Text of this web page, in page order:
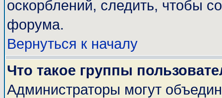
оскорблений, следить, чтобы
форума.
Вернуться к началу
Что такое группы
Администраторы могут